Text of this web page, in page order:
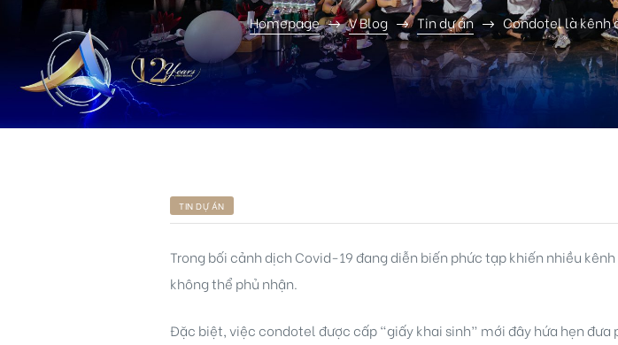
Homepage V Blog Tin dự án Condotel là kênh
TIN DỰ ÁN
Trong bối cảnh dịch Covid-19 đang diễn biến phức tạp khiến nhiều
không thể phủ nhận.
Đặc biệt, việc condotel được cấp “giấy khai sinh” mới đây hứa hẹn